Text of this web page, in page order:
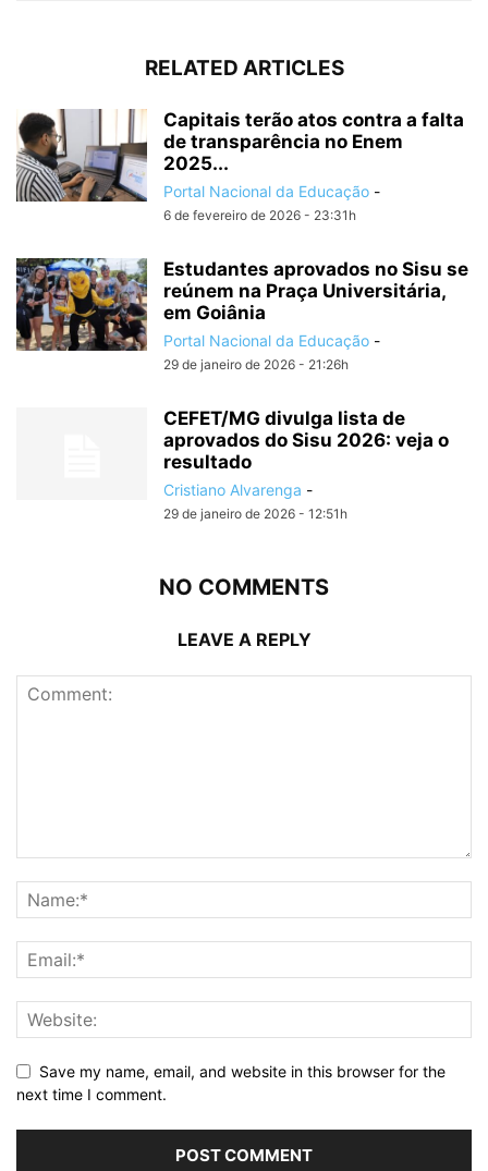
RELATED ARTICLES
Capitais terão atos contra a falta
de transparência no Enem
2025...
Portal Nacional da Educação -
6 de fevereiro de 2026 - 23:31h
Estudantes aprovados no Sisu se
reúnem na Praça Universitária,
em Goiânia
Portal Nacional da Educação -
29 de janeiro de 2026 - 21:26h
CEFET/MG divulga lista de
aprovados do Sisu 2026: veja o
resultado
Cristiano Alvarenga -
29 de janeiro de 2026 - 12:51h
NO COMMENTS
LEAVE A REPLY
Save my name, email, and website in this browser for the
next time I comment.